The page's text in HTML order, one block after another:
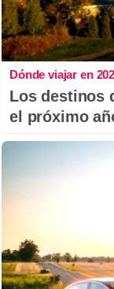
Dónde viajar en
Los destinos
el próximo